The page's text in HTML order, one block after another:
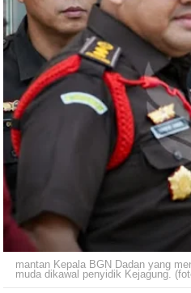
mantan Kepala BGN Dadan yang
muda dikawal penyidik Kejagung.